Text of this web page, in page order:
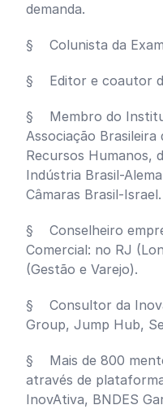
demanda.
§ Colunista da
§ Editor e coautor
§ Membro do
Associação Brasileira
Recursos Humanos,
Indústria Brasil-
Câmaras Brasil-Israel.
§ Conselheiro
Comercial: no RJ
(Gestão e Varejo).
§ Consultor da
Group, Jump Hub,
§ Mais de 800
através de
InovAtiva, BNDES